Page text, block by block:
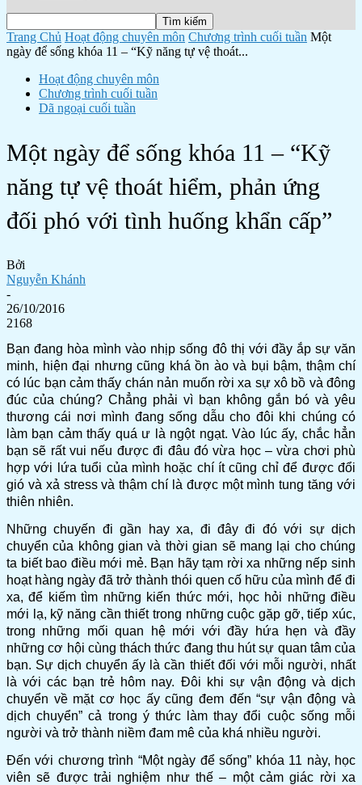
Trang Chủ Hoạt động chuyên môn Chương trình cuối tuần Một
ngày để sống khóa 11 – “Kỹ năng tự vệ thoát...
Hoạt động chuyên môn
Chương trình cuối tuần
Dã ngoại cuối tuần
Một ngày để sống khóa 11 – “Kỹ
năng tự vệ thoát hiểm, phản ứng
đối phó với tình huống khẩn cấp”
Bởi
Nguyễn Khánh
-
26/10/2016
2168
Bạn đang hòa mình vào nhịp sống đô thị với đầy ắp sự văn
minh, hiện đại nhưng cũng khá ồn ào và bụi bậm, thậm chí
có lúc bạn cảm thấy chán nản muốn rời xa sự xô bồ và đông
đúc của chúng? Chẳng phải vì bạn không gắn bó và yêu
thương cái nơi mình đang sống dẫu cho đôi khi chúng có
làm bạn cảm thấy quá ư là ngột ngạt. Vào lúc ấy, chắc hẳn
bạn sẽ rất vui nếu được đi đâu đó vừa học – vừa chơi phù
hợp với lứa tuổi của mình hoặc chí ít cũng chỉ để được đổi
gió và xả stress và thậm chí là được một mình tung tăng với
thiên nhiên.
Những chuyến đi gần hay xa, đi đây đi đó với sự dịch
chuyển của không gian và thời gian sẽ mang lại cho chúng
ta biết bao điều mới mẻ. Bạn hãy tạm rời xa những nếp sinh
hoạt hàng ngày đã trở thành thói quen cố hữu của mình để đi
xa, để kiếm tìm những kiến thức mới, học hỏi những điều
mới lạ, kỹ năng cần thiết trong những cuộc gặp gỡ, tiếp xúc,
trong những mối quan hệ mới với đầy hứa hẹn và đầy
những cơ hội cùng thách thức đang thu hút sự quan tâm của
bạn. Sự dịch chuyển ấy là cần thiết đối với mỗi người, nhất
là với các bạn trẻ hôm nay. Đôi khi sự vận động và dịch
chuyển về mặt cơ học ấy cũng đem đến “sự vận động và
dịch chuyển” cả trong ý thức làm thay đổi cuộc sống mỗi
người và trở thành niềm đam mê của khá nhiều người.
Đến với chương trình “Một ngày để sống” khóa 11 này, học
viên sẽ được trải nghiệm như thế – một cảm giác rời xa